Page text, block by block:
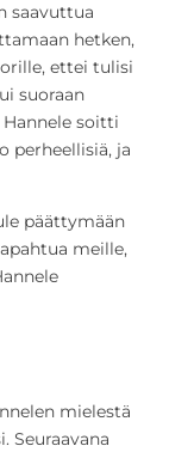
saavuttua
hetken,
ettei tulisi
suoraan
Hannele soitti
perheellisiä, ja
päättymään
meille,
mielestä
Seuraavana